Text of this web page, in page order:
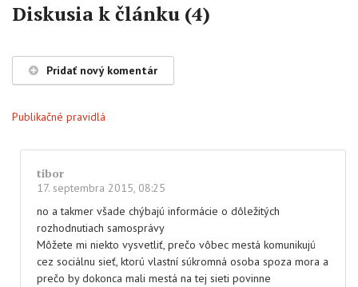
Diskusia k článku (4)
Pridať nový komentár
Publikačné pravidlá
tibor
17. septembra 2015, 08:25
no a takmer všade chýbajú informácie o dôležitých
rozhodnutiach samosprávy
Môžete mi niekto vysvetliť, prečo vôbec mestá komunikujú
cez sociálnu sieť, ktorú vlastní súkromná osoba spoza mora a
prečo by dokonca mali mestá na tej sieti povinne